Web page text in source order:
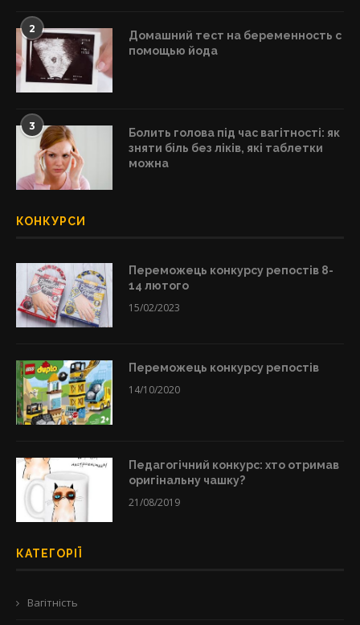
2
Домашний тест на беременность с
помощью йода
3
Болить голова під час вагітності: як
зняти біль без ліків, які таблетки
можна
КОНКУРСИ
Переможець конкурсу репостів 8-
14 лютого
15/02/2023
Переможець конкурсу репостів
14/10/2020
Педагогічний конкурс: хто отримав
оригінальну чашку?
21/08/2019
КАТЕГОРІЇ
Вагітність